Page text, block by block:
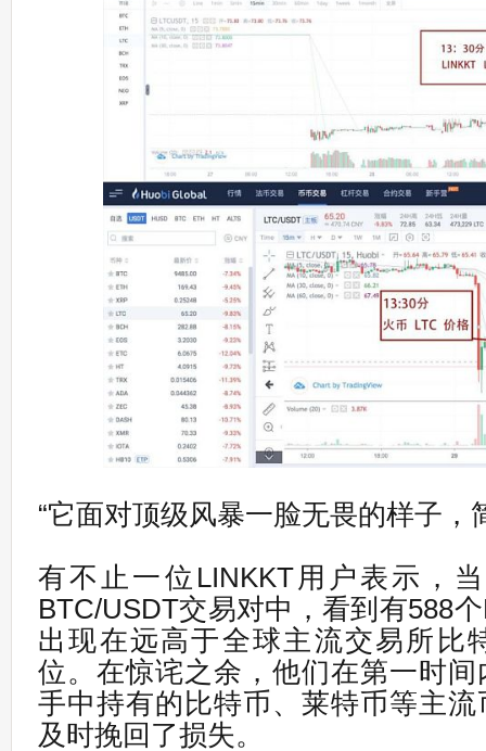
“它面对顶级风暴一脸无畏的样子，
有不止一位LINKKT用户表示，
BTC/USDT交易对中，看到有588
出现在远高于全球主流交易所比
位。在惊诧之余，他们在第一时
手中持有的比特币、莱特币等主
及时挽回了损失。